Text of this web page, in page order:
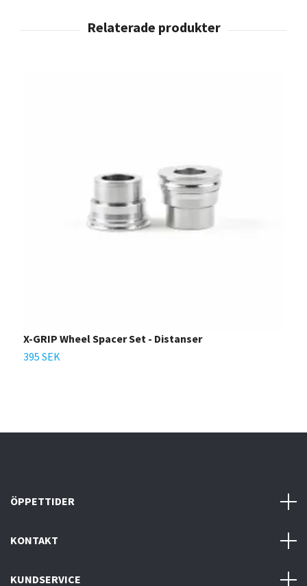
X-GRIP Wheel Spacer Set - Distanser
395 SEK
ÖPPETTIDER
KONTAKT
KUNDSERVICE